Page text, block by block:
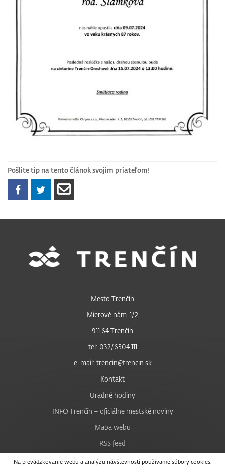
Pošlite tip na tento článok svojim priateľom!
Na prevádzkovanie webu a analýzu návštevnosti používame súbory cookies.
Mesto Trenčín
Mierové nám. 1/2
911 64 Trenčín
tel: 032/6504 111
e-mail: trencin@trencin.sk
Kontakt
Úradné hodiny
INFO Trenčín – oficiálne mestské noviny
Mapa webu
RSS feed
Nastavenie cookies